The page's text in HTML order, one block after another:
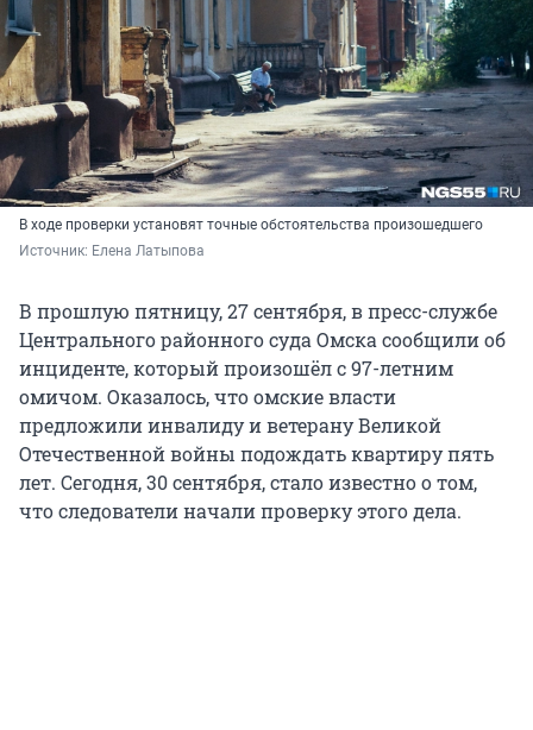
В ходе проверки установят точные обстоятельства произошедшего
Источник: Елена Латыпова
В прошлую пятницу, 27 сентября, в пресс-службе
Центрального районного суда Омска сообщили об
инциденте, который произошёл с 97-летним
омичом. Оказалось, что омские власти
предложили инвалиду и ветерану Великой
Отечественной войны подождать квартиру пять
лет. Сегодня, 30 сентября, стало известно о том,
что следователи начали проверку этого дела.